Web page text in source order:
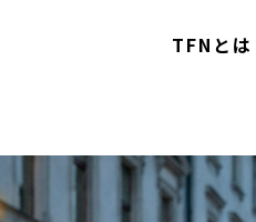
TFNとは
TFNとは